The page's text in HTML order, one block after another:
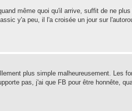
même quoi qu'il arrive, suffit de ne
y'a peu, il l'a croisée un jour sur
plus simple malheureusement. Les
pas, j'ai que FB pour être honnête,